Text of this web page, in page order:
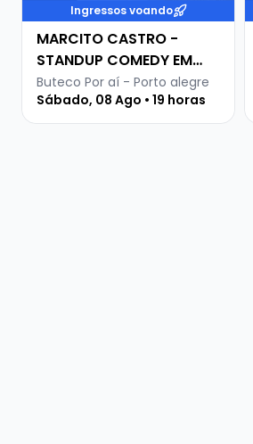
Ingressos voando
MARCITO CASTRO -
STANDUP COMEDY EM
PORTO ALEGRE
Buteco Por aí - Porto alegre
Sábado, 08 Ago • 19 horas